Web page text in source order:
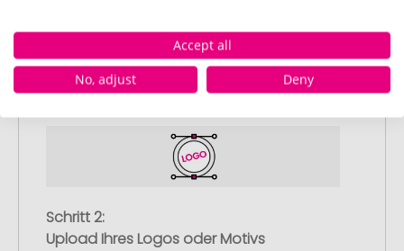
Werbeartikel aus und passen Sie diese
nach Ihren Vorstellungen an.
Anschließend legen Sie die konfigurierten
Artikel in Ihren Warenkorb.
Schritt 2:
Upload Ihres Logos oder Motivs
Accept all
No, adjust
Deny